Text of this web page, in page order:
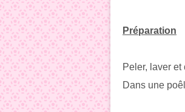
Préparation
Peler, laver
Dans une